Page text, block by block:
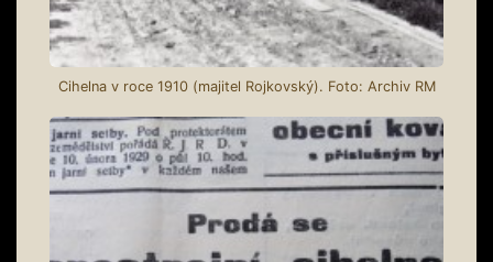
Cihelna v roce 1910 (majitel Rojkovský). Foto: Archiv RM